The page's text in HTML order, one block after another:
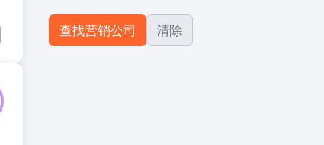
查找营销公司 清除